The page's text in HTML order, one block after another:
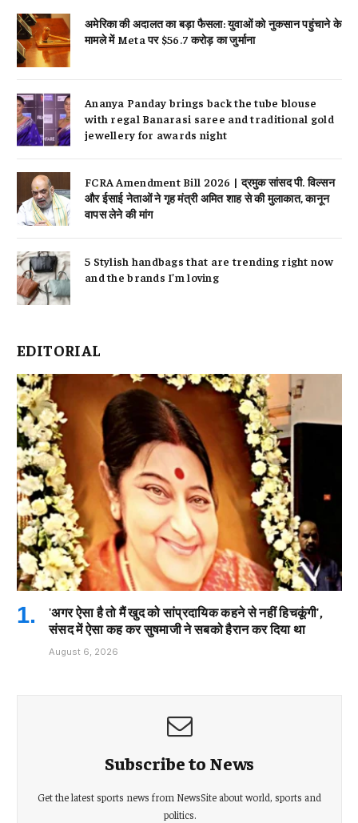
अमेरिका की अदालत का बड़ा फैसला: युवाओं को नुकसान पहुंचाने के
मामले में Meta पर $56.7 करोड़ का जुर्माना
Ananya Panday brings back the tube blouse
with regal Banarasi saree and traditional gold
jewellery for awards night
FCRA Amendment Bill 2026 | द्रमुक सांसद पी. विल्सन
और ईसाई नेताओं ने गृह मंत्री अमित शाह से की मुलाकात, कानून
वापस लेने की मांग
5 Stylish handbags that are trending right now
and the brands I’m loving
EDITORIAL
'अगर ऐसा है तो मैं खुद को सांप्रदायिक कहने से नहीं हिचकूंगी',
संसद में ऐसा कह कर सुषमाजी ने सबको हैरान कर दिया था
August 6, 2026
Subscribe to News
Get the latest sports news from NewsSite about world, sports and
politics.